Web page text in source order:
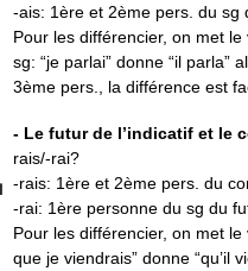
-ais: 1ère et 2ème pers. du sg
Pour les différencier, on met
sg: “je parlai” donne “il parla”
3ème pers., la différence est
- Le futur de l’indicatif et le
rais/-rai?
-rais: 1ère et 2ème pers. du
-rai: 1ère personne du sg du
Pour les différencier, on met
que je viendrais” donne “qu’il